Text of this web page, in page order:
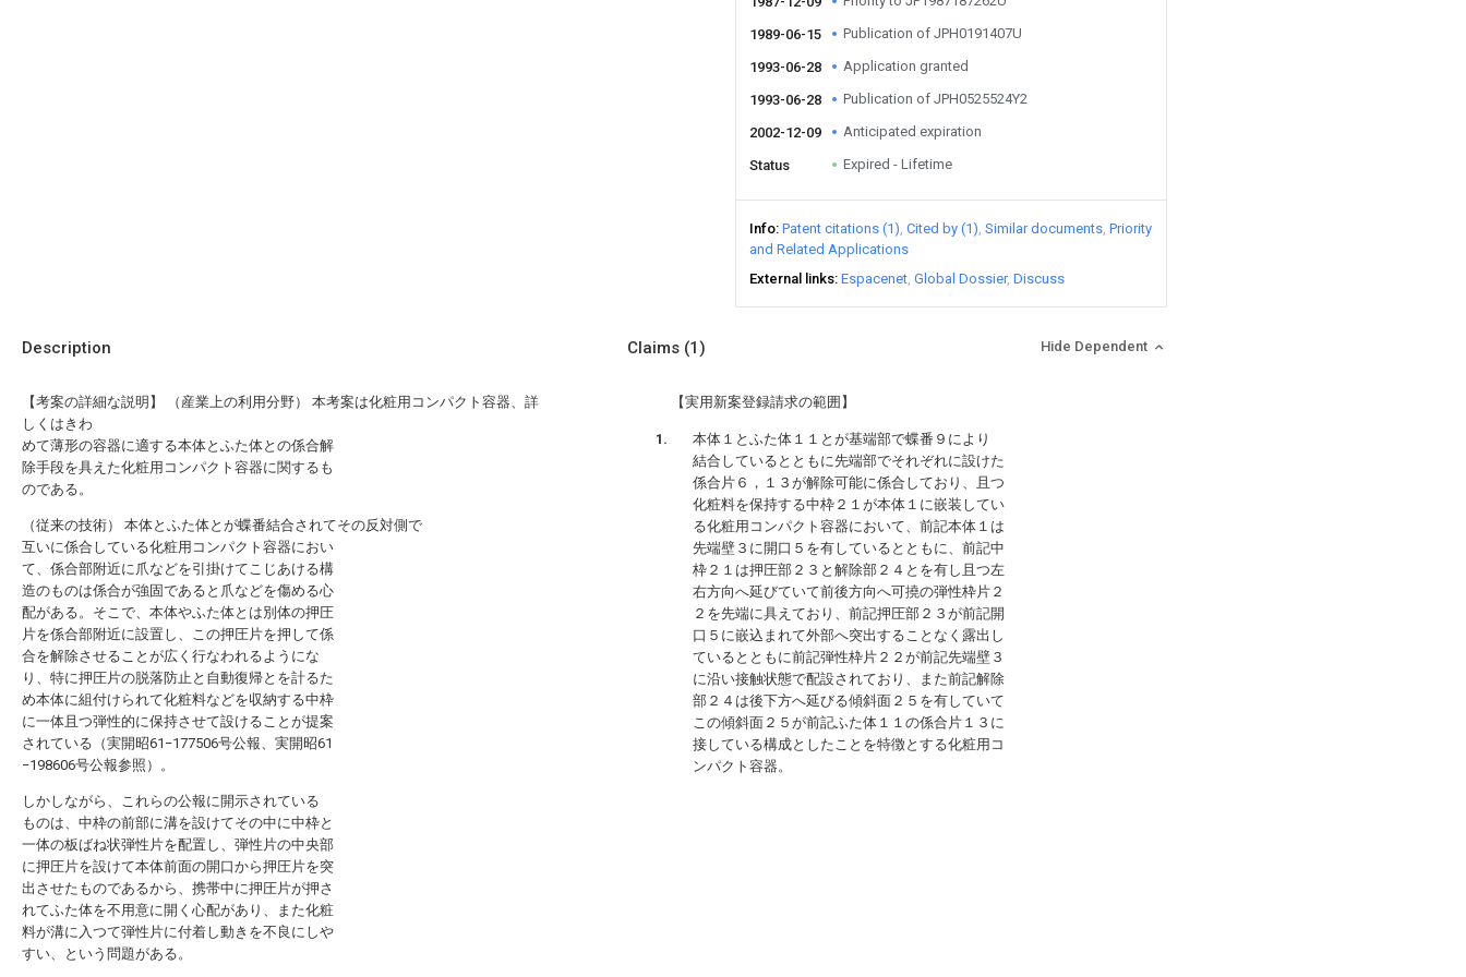
1989-06-15 Publication of JPH0191407U
1993-06-28 Application granted
1993-06-28 Publication of JPH0525524Y2
2002-12-09 Anticipated expiration
Status Expired - Lifetime
Info Patent citations (1) Cited by (1) Similar documents Priority
and Related Applications
External links Espacenet Global Dossier Discuss
Description
【考案の詳細な説明】 （産業上の利用分野） 本考案は化粧用コンパクト容器、詳
しくはきわ
めて薄形の容器に適する本体とふた体との係合解
除手段を具えた化粧用コンパクト容器に関するも
のである。
（従来の技術） 本体とふた体とが蝶番結合されてその反対側で
互いに係合している化粧用コンパクト容器におい
て、係合部附近に爪などを引掛けてこじあける構
造のものは係合が強固であると爪などを傷める心
配がある。そこで、本体やふた体とは別体の押圧
片を係合部附近に設置し、この押圧片を押して係
合を解除させることが広く行なわれるようにな
り、特に押圧片の脱落防止と自動復帰とを計るた
め本体に組付けられて化粧料などを収納する中枠
に一体且つ弾性的に保持させて設けることが提案
されている（実開昭61−177506号公報、実開昭61
−198606号公報参照）。
しかしながら、これらの公報に開示されている
ものは、中枠の前部に溝を設けてその中に中枠と
一体の板ばね状弾性片を配置し、弾性片の中央部
に押圧片を設けて本体前面の開口から押圧片を突
出させたものであるから、携帯中に押圧片が押さ
れてふた体を不用意に開く心配があり、また化粧
料が溝に入つて弾性片に付着し動きを不良にしや
すい、という問題がある。
Claims (1) Hide Dependent
【実用新案登録請求の範囲】
本体１とふた体１１とが基端部で蝶番９により
結合しているとともに先端部でそれぞれに設けた
係合片６，１３が解除可能に係合しており、且つ
化粧料を保持する中枠２１が本体１に嵌装してい
る化粧用コンパクト容器において、前記本体１は
先端壁３に開口５を有しているとともに、前記中
枠２１は押圧部２３と解除部２４とを有し且つ左
右方向へ延びていて前後方向へ可撓の弾性枠片２
２を先端に具えており、前記押圧部２３が前記開
口５に嵌込まれて外部へ突出することなく露出し
ているとともに前記弾性枠片２２が前記先端壁３
に沿い接触状態で配設されており、また前記解除
部２４は後下方へ延びる傾斜面２５を有していて
この傾斜面２５が前記ふた体１１の係合片１３に
接している構成としたことを特徴とする化粧用コ
ンパクト容器。